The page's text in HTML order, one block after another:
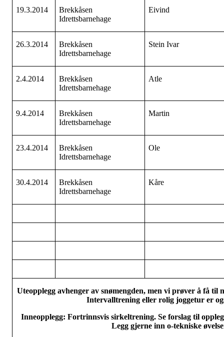
19.3.2014
Brekkåsen
Idrettsbarnehage
Eivind
26.3.2014
Brekkåsen
Idrettsbarnehage
Stein Ivar
2.4.2014
Brekkåsen
Idrettsbarnehage
Atle
9.4.2014
Brekkåsen
Idrettsbarnehage
Martin
23.4.2014
Brekkåsen
Idrettsbarnehage
Ole
30.4.2014
Brekkåsen
Idrettsbarnehage
Kåre
Uteopplegg avhenger av snømengden, men vi prøver å få til
Intervalltrening eller rolig joggetur er
Inneopplegg: Fortrinnsvis sirkeltrening. Se forslag til
Legg gjerne inn o-tekniske